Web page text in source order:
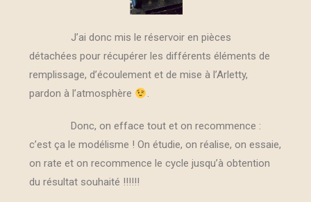
J’ai donc mis le réservoir en pièces
détachées pour récupérer les différents éléments de
remplissage, d’écoulement et de mise à l’Arletty,
pardon à l’atmosphère
.
Donc, on efface tout et on recommence :
c’est ça le modélisme ! On étudie, on réalise, on essaie,
on rate et on recommence le cycle jusqu’à obtention
du résultat souhaité !!!!!!